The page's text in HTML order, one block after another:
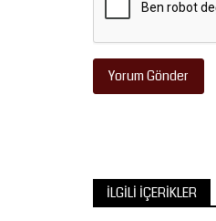
Yorum Gönder
İLGILI İÇERIKLER